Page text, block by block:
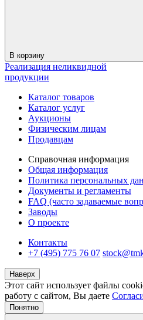
В корзину
Реализация неликвидной
продукции
Каталог товаров
Каталог услуг
Аукционы
Физическим лицам
Продавцам
Справочная информация
Общая информация
Политика персональных
Документы и регламенты
FAQ (часто задаваемые
Заводы
О проекте
Контакты
+7 (495) 775 76 07
Наверх
Этот сайт использует файлы
работу с сайтом, Вы даете
Понятно